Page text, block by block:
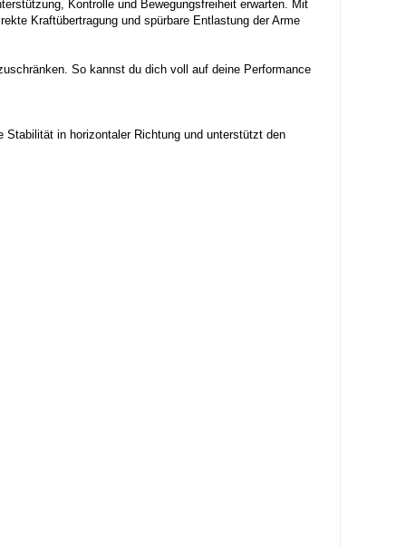
Kontrolle und Bewegungsfreiheit erwarten. Mit
Kraftübertragung und spürbare Entlastung der Arme
So kannst du dich voll auf deine Performance
in horizontaler Richtung und unterstützt den